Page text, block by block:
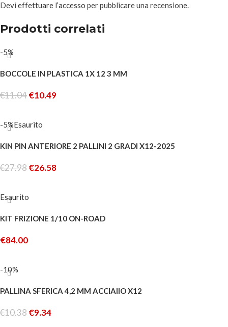
Devi effettuare l’accesso per pubblicare una recensione.
Prodotti correlati
-5%
BOCCOLE IN PLASTICA 1X 12 3 MM
€11.04€10.49
-5%Esaurito
KIN PIN ANTERIORE 2 PALLINI 2 GRADI X12-2025
€27.98€26.58
Esaurito
KIT FRIZIONE 1/10 ON-ROAD
€84.00
-10%
PALLINA SFERICA 4,2 MM ACCIAIIO X12
€10.38€9.34